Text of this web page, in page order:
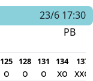
23/6 17:30
PB
125 128 131 134 137
o o o xo xxo